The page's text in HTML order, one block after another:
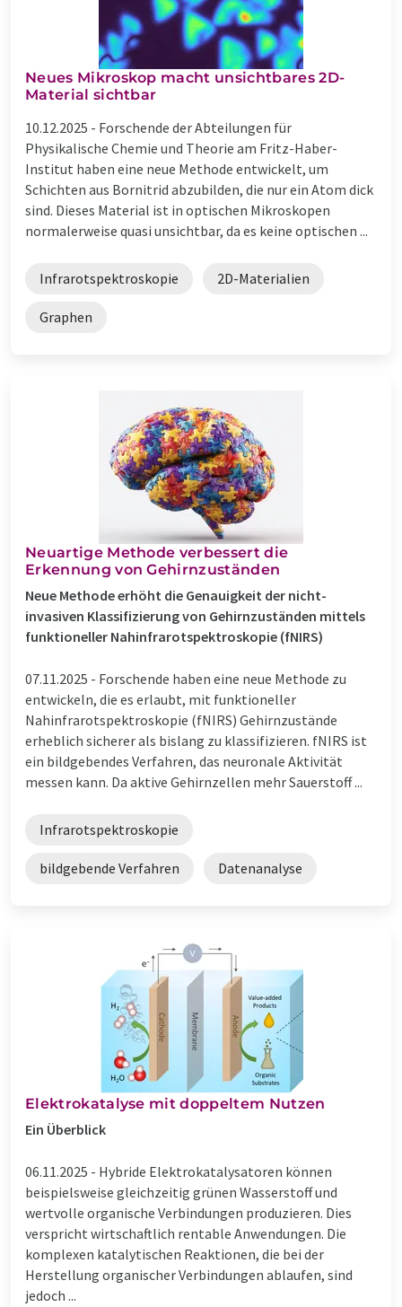
Neues Mikroskop macht unsichtbares 2D-
Material sichtbar
10.12.2025 - Forschende der Abteilungen für
Physikalische Chemie und Theorie am Fritz-Haber-
Institut haben eine neue Methode entwickelt, um
Schichten aus Bornitrid abzubilden, die nur ein Atom dick
sind. Dieses Material ist in optischen Mikroskopen
normalerweise quasi unsichtbar, da es keine optischen ...
Infrarotspektroskopie 2D-Materialien
Graphen
Neuartige Methode verbessert die
Erkennung von Gehirnzuständen
Neue Methode erhöht die Genauigkeit der nicht-
invasiven Klassifizierung von Gehirnzuständen mittels
funktioneller Nahinfrarotspektroskopie (fNIRS)
07.11.2025 - Forschende haben eine neue Methode zu
entwickeln, die es erlaubt, mit funktioneller
Nahinfrarotspektroskopie (fNIRS) Gehirnzustände
erheblich sicherer als bislang zu klassifizieren. fNIRS ist
ein bildgebendes Verfahren, das neuronale Aktivität
messen kann. Da aktive Gehirnzellen mehr Sauerstoff ...
Infrarotspektroskopie
bildgebende Verfahren Datenanalyse
Elektrokatalyse mit doppeltem Nutzen
Ein Überblick
06.11.2025 - Hybride Elektrokatalysatoren können
beispielsweise gleichzeitig grünen Wasserstoff und
wertvolle organische Verbindungen produzieren. Dies
verspricht wirtschaftlich rentable Anwendungen. Die
komplexen katalytischen Reaktionen, die bei der
Herstellung organischer Verbindungen ablaufen, sind
jedoch ...